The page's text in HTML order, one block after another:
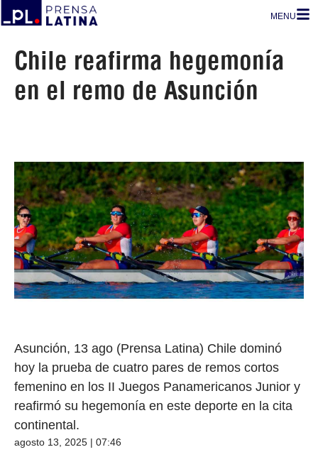
MENU
Chile reafirma hegemonía
en el remo de Asunción
Asunción, 13 ago (Prensa Latina) Chile dominó
hoy la prueba de cuatro pares de remos cortos
femenino en los II Juegos Panamericanos Junior y
reafirmó su hegemonía en este deporte en la cita
continental.
agosto 13, 2025 | 07:46